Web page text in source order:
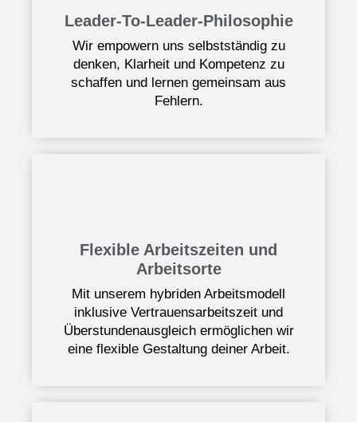
Leader-To-Leader-Philosophie
Wir empowern uns selbstständig zu
denken, Klarheit und Kompetenz zu
schaffen und lernen gemeinsam aus
Fehlern.
Flexible Arbeitszeiten und
Arbeitsorte
Mit unserem hybriden Arbeitsmodell
inklusive Vertrauensarbeitszeit und
Überstundenausgleich ermöglichen wir
eine flexible Gestaltung deiner Arbeit.